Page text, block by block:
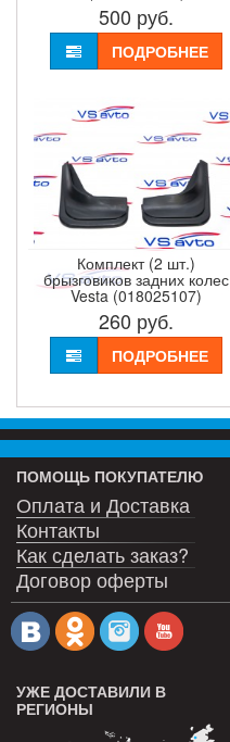
500 руб.
ПОДРОБНЕЕ
Комплект (2 шт.)
брызговиков задних колес
Vesta (018025107)
260 руб.
ПОДРОБНЕЕ
ПОМОЩЬ ПОКУПАТЕЛЮ
Оплата и Доставка
Контакты
Как сделать заказ?
Договор оферты
УЖЕ ДОСТАВИЛИ В
РЕГИОНЫ